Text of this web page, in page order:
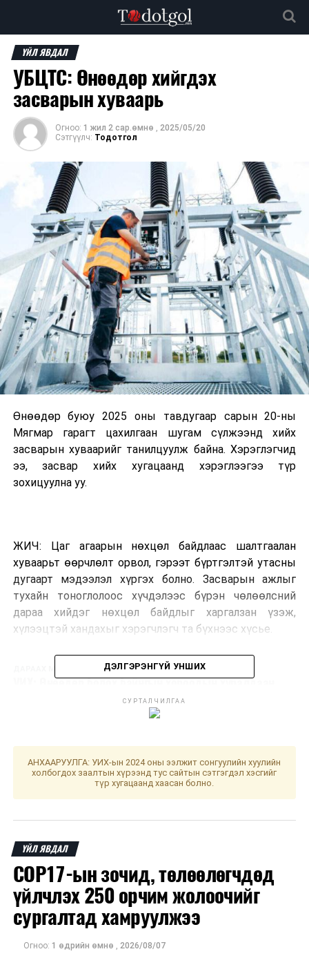
ҮЙЛ ЯВДАЛ
УБЦТС: Өнөөдөр хийгдэх
засварын хуваарь
Огноо: 1 жил 2 сар.өмнө , 2025/05/20
Сэтгүүлч: Тодотгол
Өнөөдөр буюу 2025 оны тавдугаар сарын 20-ны
Мягмар гарагт цахилгаан шугам сүлжээнд хийх
засварын хуваарийг танилцуулж байна. Хэрэглэгчид
ээ, засвар хийх хугацаанд хэрэглээгээ түр
зохицуулна уу.
ЖИЧ: Цаг агаарын нөхцөл байдлаас шалтгаалан
хуваарьт өөрчлөлт орвол, гэрээт бүртгэлтэй утасны
дугаарт мэдээлэл хүргэх болно. Засварын ажлыг
тухайн тоноглолоос хүчдэлээс бүрэн чөлөөлсний
дараа хийдэг нөхцөл байдлыг харгалзан үзэж,
хүлээцтэй хандахыг хэрэгчлэгч та бүхнээс хүсье.
УИХ: Өнөөдөр болох байнгын хороодын хуралдаан
Улаанбаатарт өдөртөө 17 хэм дулаан
ДЭЛГЭРЭНГҮЙ УНШИХ
СУРТАЛЧИЛГАА
АНХААРУУЛГА: УИХ-ын 2024 оны ээлжит сонгуулийн хуулийн
холбогдох заалтын хүрээнд тус сайтын сэтгэгдэл хэсгийг
түр хугацаанд хаасан болно.
ҮЙЛ ЯВДАЛ
COP17-ын зочид, төлөөлөгчдөд
үйлчлэх 250 орчим жолоочийг
сургалтад хамруулжээ
Огноо: 1 өдрийн өмнө , 2026/08/07